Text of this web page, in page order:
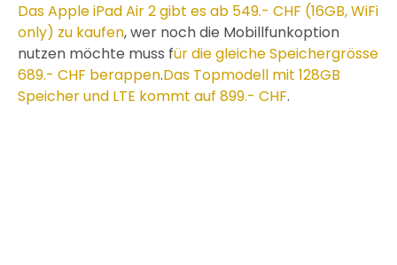
Das Apple iPad Air 2 gibt es ab 549.- CHF (16GB, WiFi
only) zu kaufen, wer noch die Mobillfunkoption
nutzen möchte muss für die gleiche Speichergrösse
689.- CHF berappen.Das Topmodell mit 128GB
Speicher und LTE kommt auf 899.- CHF.